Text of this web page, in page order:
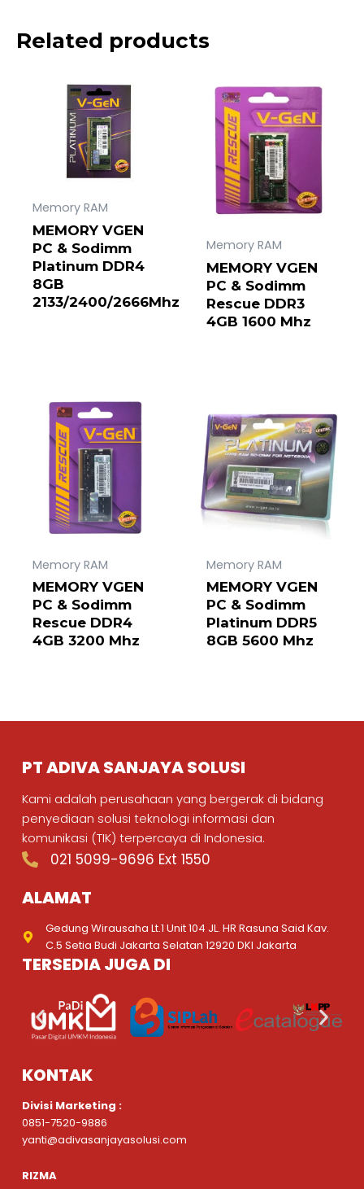
Related products
Memory RAM
MEMORY VGEN
PC & Sodimm
Platinum DDR4
8GB
2133/2400/2666Mhz
Memory RAM
MEMORY VGEN
PC & Sodimm
Rescue DDR3
4GB 1600 Mhz
Memory RAM
MEMORY VGEN
PC & Sodimm
Rescue DDR4
4GB 3200 Mhz
Memory RAM
MEMORY VGEN
PC & Sodimm
Platinum DDR5
8GB 5600 Mhz
PT ADIVA SANJAYA SOLUSI
Kami adalah perusahaan yang bergerak di bidang
penyediaan solusi teknologi informasi dan
komunikasi (TIK) terpercaya di Indonesia.
021 5099-9696 Ext 1550
ALAMAT
Gedung Wirausaha Lt.1 Unit 104 JL. HR Rasuna Said Kav.
C.5 Setia Budi Jakarta Selatan 12920 DKI Jakarta
TERSEDIA JUGA DI
KONTAK
Divisi Marketing :
0851-7520-9886
yanti@adivasanjayasolusi.com
RIZMA